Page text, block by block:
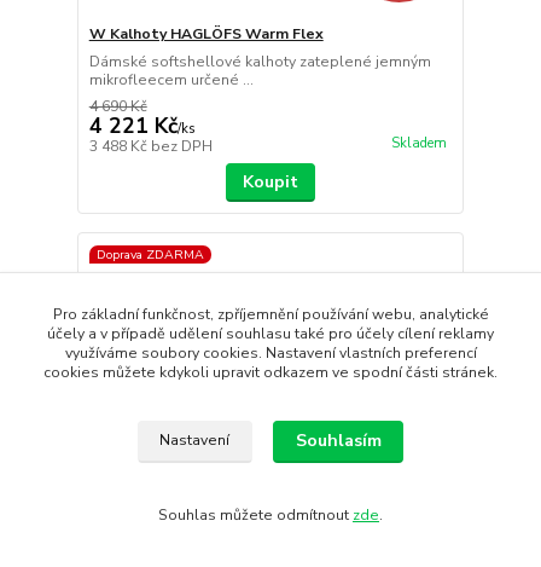
W Kalhoty HAGLÖFS Warm Flex
Dámské softshellové kalhoty zateplené jemným
mikrofleecem určené ...
4 690 Kč
4 221 Kč/ks
3 488 Kč bez DPH Skladem
Koupit
Doprava ZDARMA
Pro základní funkčnost, zpříjemnění používání webu, analytické
účely a v případě udělení souhlasu také pro účely cílení reklamy
využíváme soubory cookies. Nastavení vlastních preferencí
cookies můžete kdykoli upravit odkazem ve spodní části stránek.
Nastavení Souhlasím
Souhlas můžete odmítnout zde.